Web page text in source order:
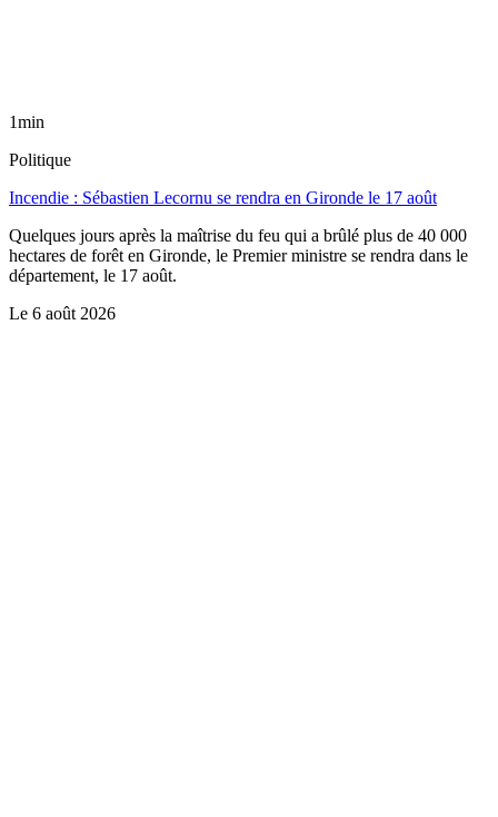
1min
Politique
Incendie : Sébastien Lecornu se rendra en Gironde le 17 août
Quelques jours après la maîtrise du feu qui a brûlé plus de 40 000
hectares de forêt en Gironde, le Premier ministre se rendra dans le
département, le 17 août.
Le 6 août 2026